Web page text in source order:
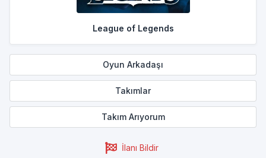
League of Legends
Oyun Arkadaşı
Takımlar
Takım Arıyorum
İlanı Bildir